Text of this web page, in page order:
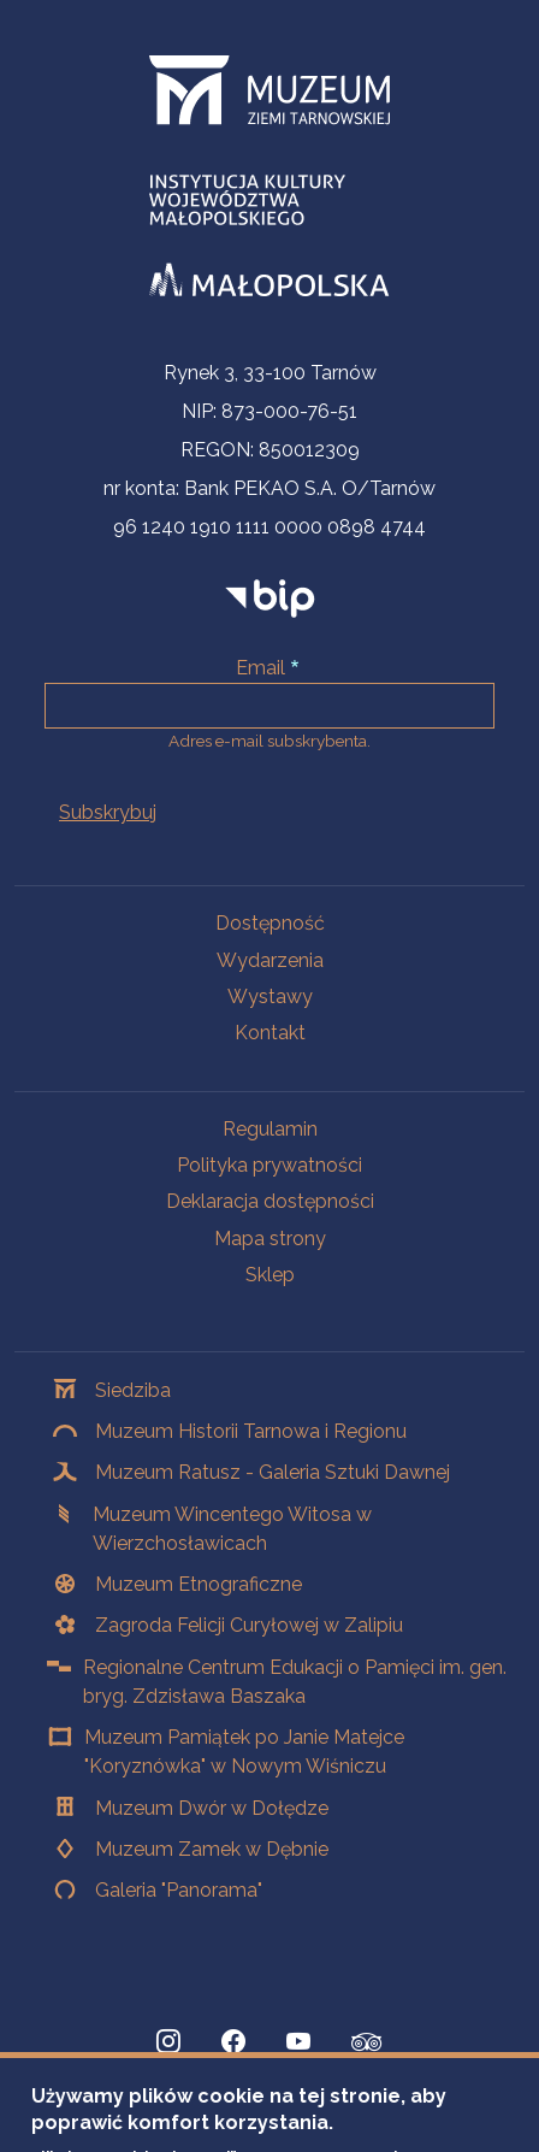
Informacje kontaktoweRynek 3, 33-100 Tarnów
NIP: 873-000-76-51
REGON: 850012309
nr konta: Bank PEKAO S.A. O/Tarnów
96 1240 1910 1111 0000 0898 4744
Email
Adres e-mail subskrybenta.
Dostępność
Wydarzenia
Wystawy
Kontakt
Regulamin
Polityka prywatności
Deklaracja dostępności
Mapa strony
Sklep
Siedziba
Muzeum Historii Tarnowa i Regionu
Muzeum Ratusz - Galeria Sztuki Dawnej
Muzeum Wincentego Witosa w
Wierzchosławicach
Muzeum Etnograficzne
Zagroda Felicji Curyłowej w Zalipiu
Regionalne Centrum Edukacji o Pamięci im. gen.
bryg. Zdzisława Baszaka
Muzeum Pamiątek po Janie Matejce
"Koryznówka" w Nowym Wiśniczu
Muzeum Dwór w Dołędze
Muzeum Zamek w Dębnie
Galeria "Panorama"
Używamy plików cookie na tej stronie, aby
poprawić komfort korzystania.